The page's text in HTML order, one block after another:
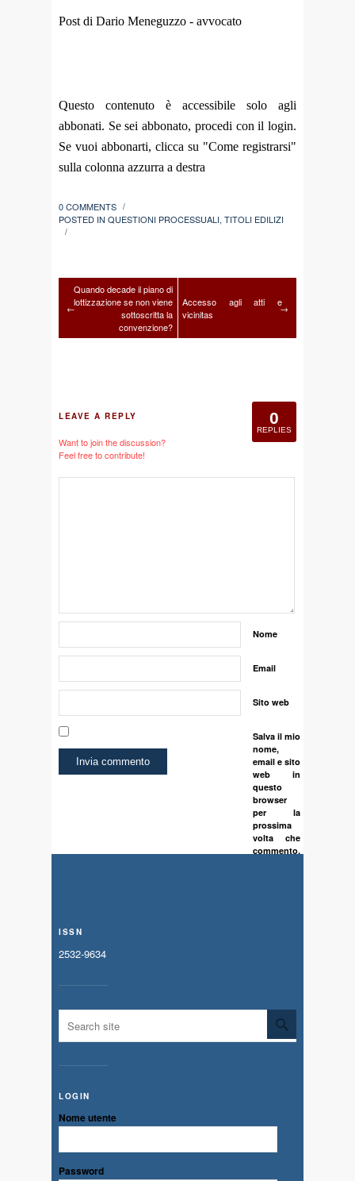
Post di Dario Meneguzzo - avvocato
Questo contenuto è accessibile solo agli
abbonati. Se sei abbonato, procedi con il login.
Se vuoi abbonarti, clicca su "Come registrarsi"
sulla colonna azzurra a destra
0 COMMENTS /
POSTED IN QUESTIONI PROCESSUALI,TITOLI EDILIZI
/
←
Quando decade il piano di
lottizzazione se non viene
sottoscritta la
convenzione?
Accesso agli atti e
vicinitas
→
0
REPLIES
LEAVE A REPLY
Want to join the discussion?
Feel free to contribute!
Nome
Email
Sito web
Salva il mio
nome,
email e sito
web in
questo
browser
per la
prossima
volta che
commento.
ISSN
2532-9634
LOGIN
Nome utente
Password